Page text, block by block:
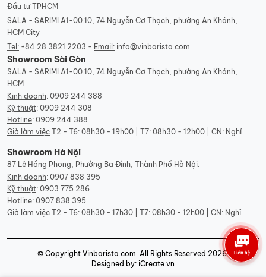
Đầu tư TPHCM
SALA - SARIMI A1-00.10, 74 Nguyễn Cơ Thạch, phường An Khánh,
HCM City
Tel: +84 28 3821 2203 - Email: info@vinbarista.com
Showroom Sài Gòn
SALA - SARIMI A1-00.10, 74 Nguyễn Cơ Thạch, phường An Khánh,
HCM
Kinh doanh: 0909 244 388
Kỹ thuật: 0909 244 308
Hotline: 0909 244 388
Giờ làm việc T2 - T6: 08h30 - 19h00 | T7: 08h30 - 12h00 | CN: Nghỉ
Showroom Hà Nội
87 Lê Hồng Phong, Phường Ba Đình, Thành Phố Hà Nội.
Kinh doanh: 0907 838 395
Kỹ thuật: 0903 775 286
Hotline: 0907 838 395
Giờ làm việc T2 - T6: 08h30 - 17h30 | T7: 08h30 - 12h00 | CN: Nghỉ
© Copyright Vinbarista.com. All Rights Reserved 2026.
Designed by: iCreate.vn